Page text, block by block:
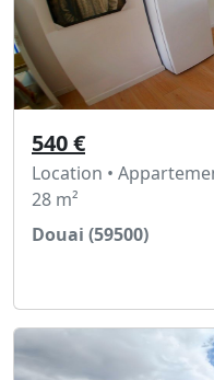
540 €
Location •
28 m²
Douai (59500)